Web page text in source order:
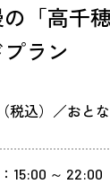
「高千
ラン
税込）／おとな
15:00 ～ 22:00